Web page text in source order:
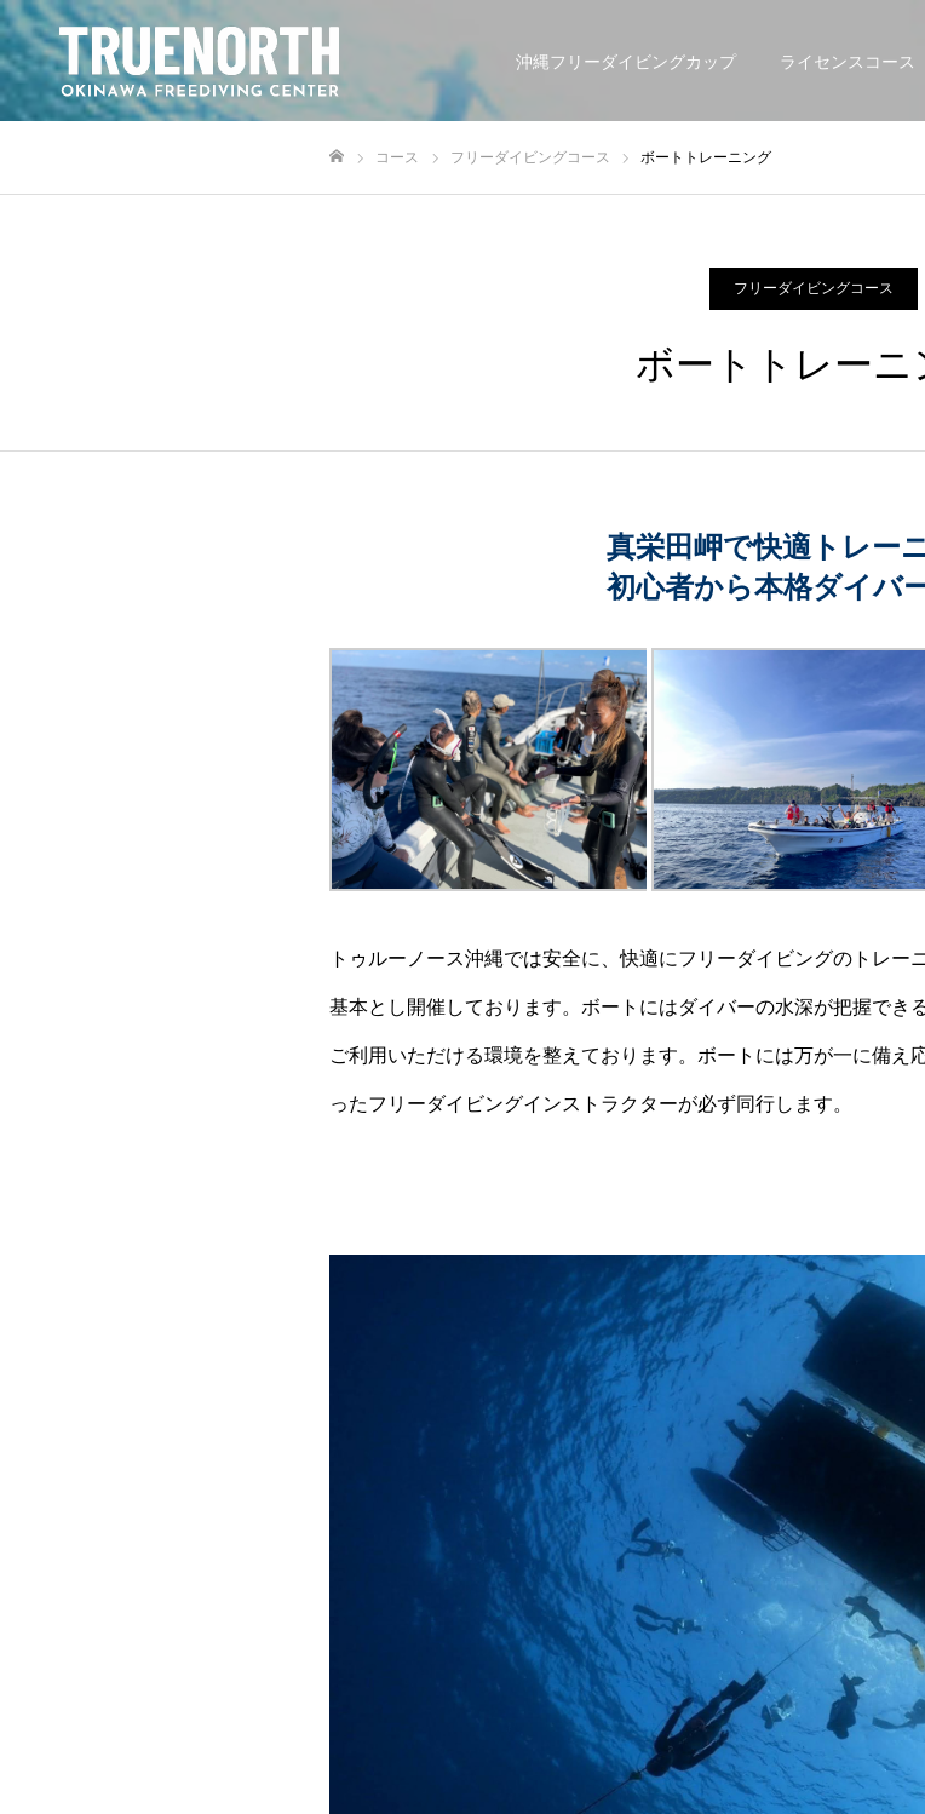
沖縄フリーダイビングカップ ライセンスコース
コース フリーダイビングコース ボートトレーニング
フリーダイビングコース
ボートトレーニ
真栄田岬で快適トレー
初心者から本格ダイバ
トゥルーノース沖縄では安全に、快適にフリーダイビングのトレ
基本とし開催しております。ボートにはダイバーの水深が把握でき
ご利用いただける環境を整えております。ボートには万が一に備え
ったフリーダイビングインストラクターが必ず同行します。